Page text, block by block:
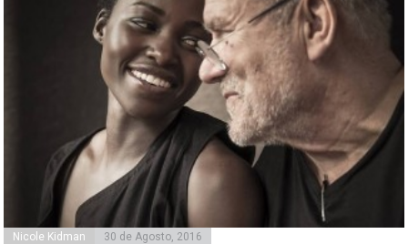
Nicole Kidman 30 de Agosto, 2016